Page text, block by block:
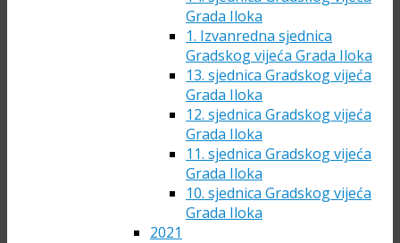
Grada Iloka
1. Izvanredna sjednica
Gradskog vijeća Grada Iloka
13. sjednica Gradskog vijeća
Grada Iloka
12. sjednica Gradskog vijeća
Grada Iloka
11. sjednica Gradskog vijeća
Grada Iloka
10. sjednica Gradskog vijeća
Grada Iloka
2021